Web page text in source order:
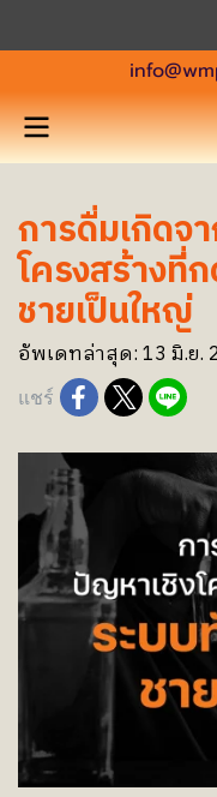
การดื่มเกิดจ
โครงสร้างที่
ชายเป็นใหญ่
อัพเดทล่าสุด: 13 มิ.ย.
แชร์